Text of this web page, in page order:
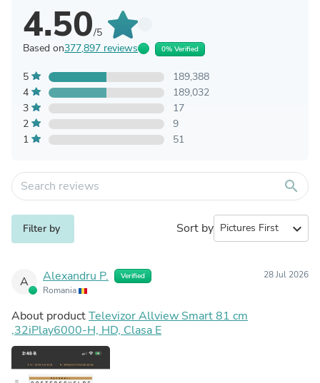
4.50/5
Based on377,897 reviews 0% Verified
5
189,388
4
189,032
3
17
2
9
1
51
search
Filter by Sort by expand_more
A Alexandru P. Verified
Romania
28 Jul 2026
About productTelevizor Allview Smart 81 cm
,32iPlay6000-H, HD, Clasa E